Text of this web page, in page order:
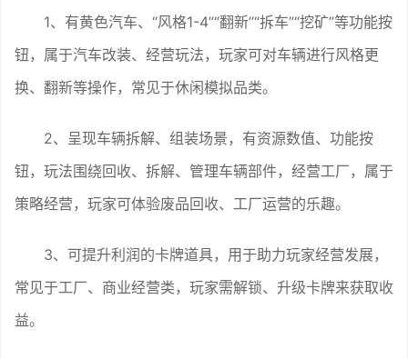
1、有黄色汽车、“风格1-4”“翻新”“拆车”“挖矿”等功能按
钮，属于汽车改装、经营玩法，玩家可对车辆进行风格更
换、翻新等操作，常见于休闲模拟品类。
2、呈现车辆拆解、组装场景，有资源数值、功能按
钮，玩法围绕回收、拆解、管理车辆部件，经营工厂，属于
策略经营，玩家可体验废品回收、工厂运营的乐趣。
3、可提升利润的卡牌道具，用于助力玩家经营发展，
常见于工厂、商业经营类，玩家需解锁、升级卡牌来获取收
益。